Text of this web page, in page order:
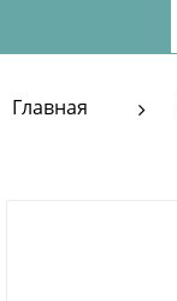
Главная